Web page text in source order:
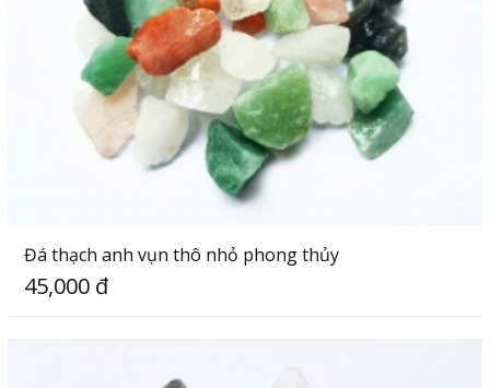
Đá thạch anh vụn thô nhỏ phong thủy
45,000 đ